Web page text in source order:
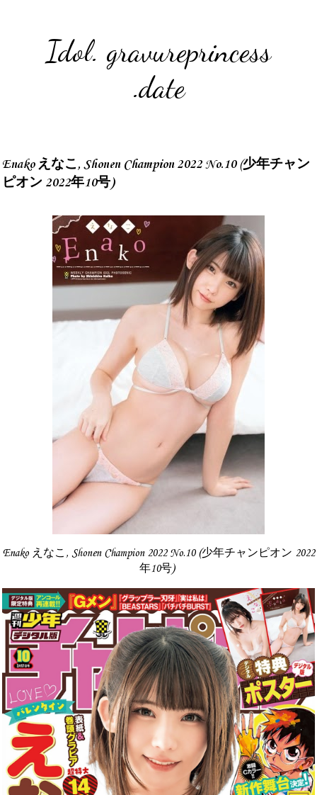
Idol. gravureprincess
.date
Enako えなこ, Shonen Champion 2022 No.10 (少年チャン
ピオン 2022年10号)
Enako えなこ, Shonen Champion 2022 No.10 (少年チャンピオン 2022
年10号)